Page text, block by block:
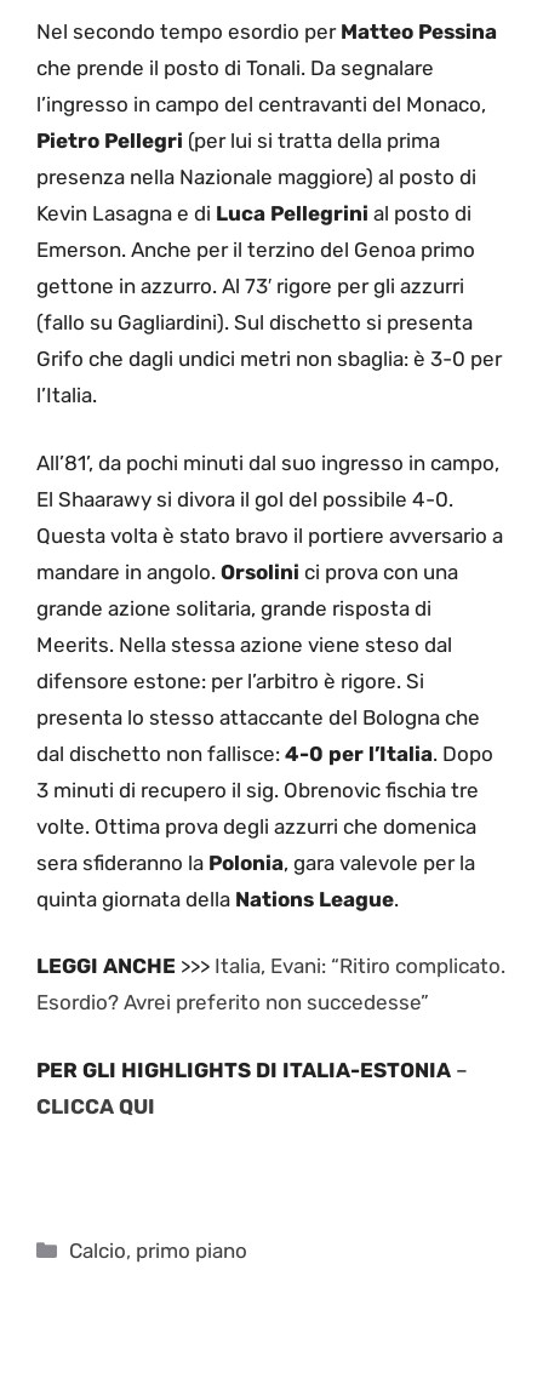
Nel secondo tempo esordio per Matteo Pessina
che prende il posto di Tonali. Da segnalare
l’ingresso in campo del centravanti del Monaco,
Pietro Pellegri (per lui si tratta della prima
presenza nella Nazionale maggiore) al posto di
Kevin Lasagna e di Luca Pellegrini al posto di
Emerson. Anche per il terzino del Genoa primo
gettone in azzurro. Al 73′ rigore per gli azzurri
(fallo su Gagliardini). Sul dischetto si presenta
Grifo che dagli undici metri non sbaglia: è 3-0 per
l’Italia.
All’81’, da pochi minuti dal suo ingresso in campo,
El Shaarawy si divora il gol del possibile 4-0.
Questa volta è stato bravo il portiere avversario a
mandare in angolo. Orsolini ci prova con una
grande azione solitaria, grande risposta di
Meerits. Nella stessa azione viene steso dal
difensore estone: per l’arbitro è rigore. Si
presenta lo stesso attaccante del Bologna che
dal dischetto non fallisce: 4-0 per l’Italia. Dopo
3 minuti di recupero il sig. Obrenovic fischia tre
volte. Ottima prova degli azzurri che domenica
sera sfideranno la Polonia, gara valevole per la
quinta giornata della Nations League.
LEGGI ANCHE >>> Italia, Evani: “Ritiro complicato.
Esordio? Avrei preferito non succedesse”
PER GLI HIGHLIGHTS DI ITALIA-ESTONIA –
CLICCA QUI
Categorie
Calcio, primo piano